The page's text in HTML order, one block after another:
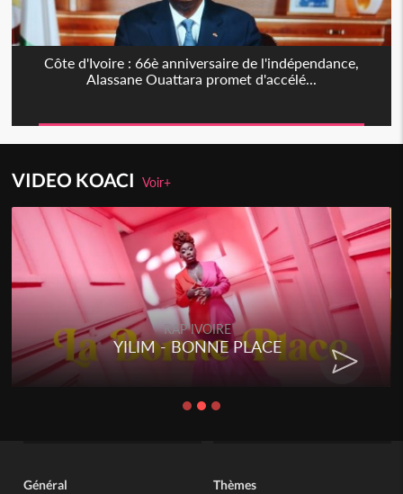
Côte d'Ivoire : 66è anniversaire de l'indépendance,
Alassane Ouattara promet d'accélé...
VIDEO KOACIVoir+
RAP IVOIRE
YILIM - BONNE PLACE
Général Thèmes